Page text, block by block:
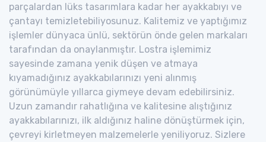
parçalardan lüks tasarımlara kadar her ayakkabıyı ve
çantayı temizletebiliyosunuz. Kalitemiz ve yaptığımız
işlemler dünyaca ünlü, sektörün önde gelen markaları
tarafından da onaylanmıştır. Lostra işlemimiz
sayesinde zamana yenik düşen ve atmaya
kıyamadığınız ayakkabılarınızı yeni alınmış
görünümüyle yıllarca giymeye devam edebilirsiniz.
Uzun zamandır rahatlığına ve kalitesine alıştığınız
ayakkabılarınızı, ilk aldığınız haline dönüştürmek için,
çevreyi kirletmeyen malzemelerle yeniliyoruz. Sizlere